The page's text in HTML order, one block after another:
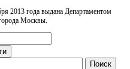
2013 года выдана Департаментом
Москвы.